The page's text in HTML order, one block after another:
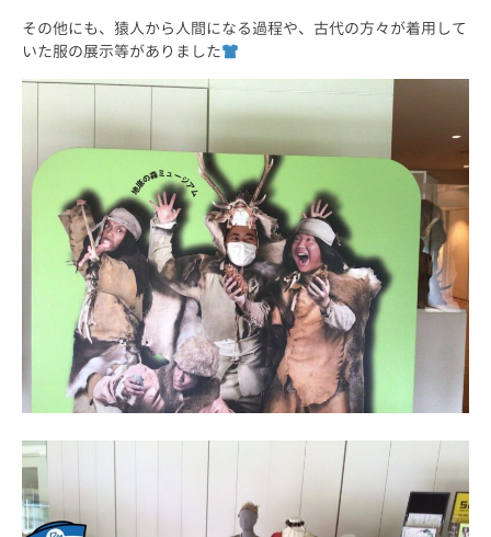
その他にも、猿人から人間になる過程や、古代の方々が着用して
いた服の展示等がありました